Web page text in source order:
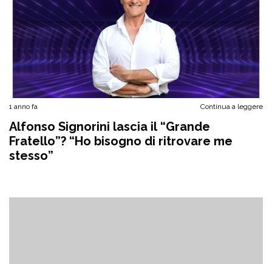
1 anno fa Continua a leggere
Alfonso Signorini lascia il “Grande
Fratello”? “Ho bisogno di ritrovare me
stesso”